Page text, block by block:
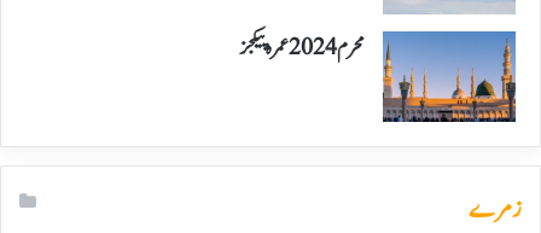
محرم 2024 عمرہ پیکجز
زمرے